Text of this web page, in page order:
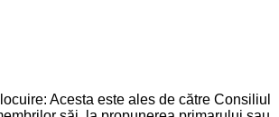
Acesta este ales de către Consiliul